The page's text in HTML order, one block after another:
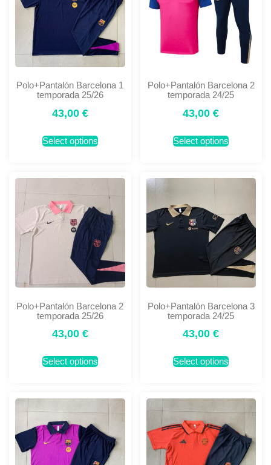
Polo+Pantalón Barcelona 1
temporada 25/26
43,00 €
Select options
Polo+Pantalón Barcelona 2
temporada 24/25
43,00€
Select options
Polo+Pantalón Barcelona 2
temporada 25/26
43,00 €
Select options
Polo+Pantalón Barcelona 3
temporada 24/25
43,00€
Select options